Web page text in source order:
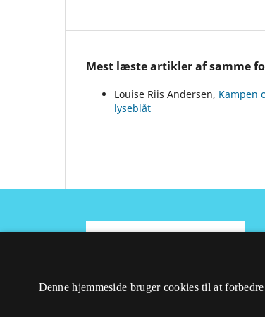
Mest læste artikler af samme
Louise Riis Andersen, Kampen
lyseblåt
ISSN 2597-0747 (Online)
Denne hjemmeside bruger cookies til at